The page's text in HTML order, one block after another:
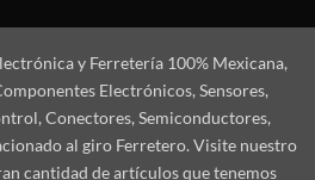
y Ferretería 100% Mexicana,
Electrónicos, Sensores,
Conectores, Semiconductores,
al giro Ferretero. Visite nuestro
cantidad de artículos que tenemos